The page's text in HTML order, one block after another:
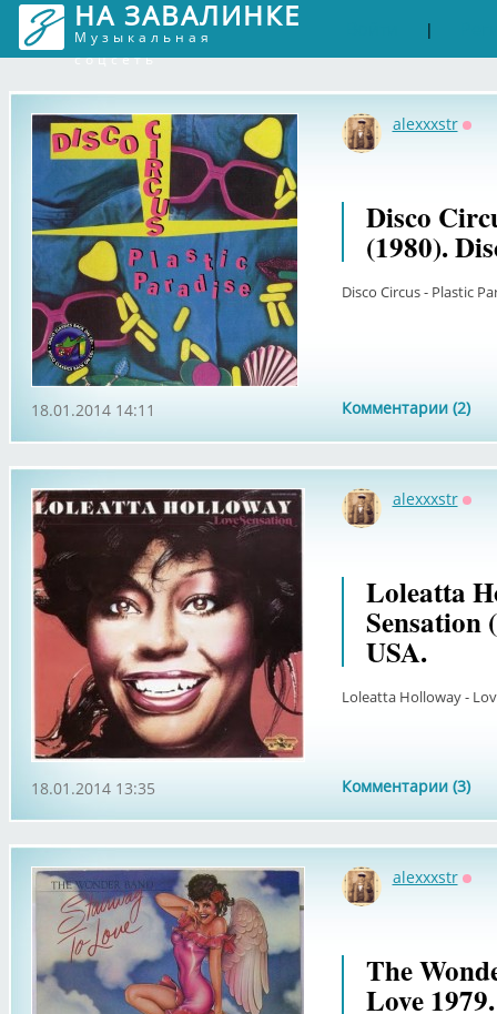
НА ЗАВАЛИНКЕ
Музыкальная
соцсеть
|
alexxxstr
Disco
(1980).
Disco Circus - Plastic
Комментарии (2)
18.01.2014 14:11
alexxxstr
Loleatta
Sensation
USA.
Loleatta Holloway -
Комментарии (3)
18.01.2014 13:35
alexxxstr
The
Love